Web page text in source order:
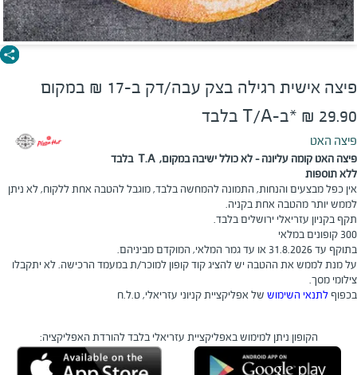
פיצה אישית רגילה בצק עבה/דק ב-17 ₪ במקום
29.90 ₪ *ב-T/A בלבד
פיצה האט
פיצה האט קומה עליונה - לא כולל ישיבה במקום, T.A בלבד
ללא תוספות
אין כפל מבצעים והנחות, התמונה להמחשה בלבד, מוגבל להטבה אחת ללקוח, לא ניתן
לממש יותר מהטבה אחת בקניה.
תקף בקניון עזריאלי ירושלים בלבד.
300 קופונים במלאי
בתוקף עד 31.8.2026 או עד גמר המלאי, המוקדם מביניהם.
על מנת לממש את ההטבה יש להציג קוד קופון למוכר/ת במעמד הרכישה. לא יתקבלו
צילומי מסך.
בכפוף לתנאי השימוש של אפליקציית קניוני עזריאלי, ט.ל.ח
הקופון ניתן למימוש באפליקציית עזריאלי בלבד להורדת האפליקציה: